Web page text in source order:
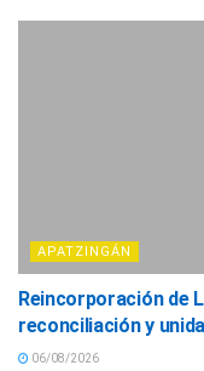
APATZINGÁN
Reincorporación de
reconciliación y
06/08/2026